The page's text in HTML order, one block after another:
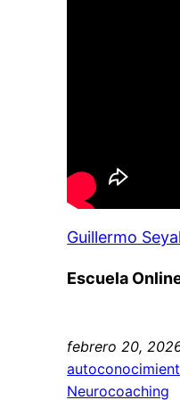
Guillermo
Escuela
febrero 20,
Neurocoaching